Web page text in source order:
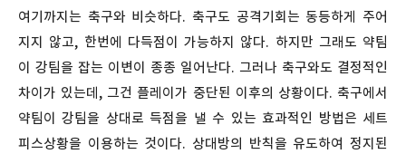
여기까지는 축구와 비슷하다. 축구도 공격기회는 동등하게 주어
지지 않고, 한번에 다득점이 가능하지 않다. 하지만 그래도 약팀
이 강팀을 잡는 이변이 종종 일어난다. 그러나 축구와도 결정적인
차이가 있는데, 그건 플레이가 중단된 이후의 상황이다. 축구에서
약팀이 강팀을 상대로 득점을 낼 수 있는 효과적인 방법은 세트
피스상황을 이용하는 것이다. 상대방의 반칙을 유도하여 정지된